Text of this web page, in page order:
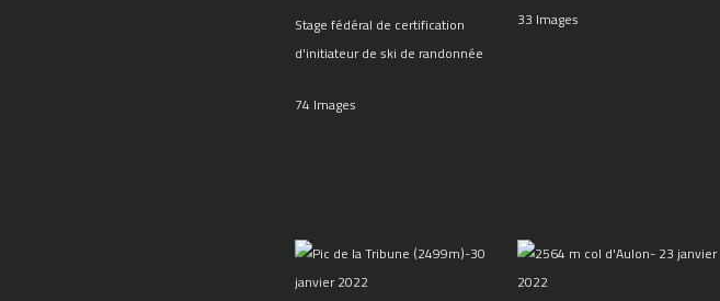
Stage fédéral de certification
d'initiateur de ski de randonnée
74 Images
33 Images